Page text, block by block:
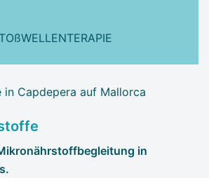
in